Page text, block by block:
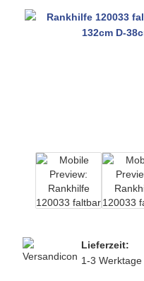
Lieferzeit:
1-3 Werktage